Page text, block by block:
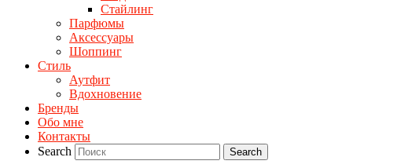
Стайлинг
Парфюмы
Аксессуары
Шоппинг
Стиль
Аутфит
Вдохновение
Бренды
Обо мне
Контакты
Search